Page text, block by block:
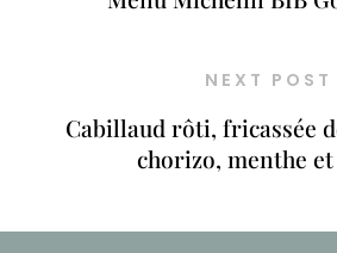
NEXT POST
Cabillaud rôti, fricassée
chorizo, menthe